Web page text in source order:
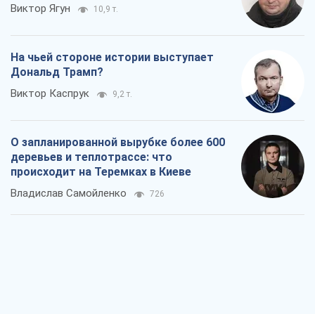
Виктор Ягун 10,9 т.
На чьей стороне истории выступает
Дональд Трамп?
Виктор Каспрук 9,2 т.
О запланированной вырубке более 600
деревьев и теплотрассе: что
происходит на Теремках в Киеве
Владислав Самойленко 726